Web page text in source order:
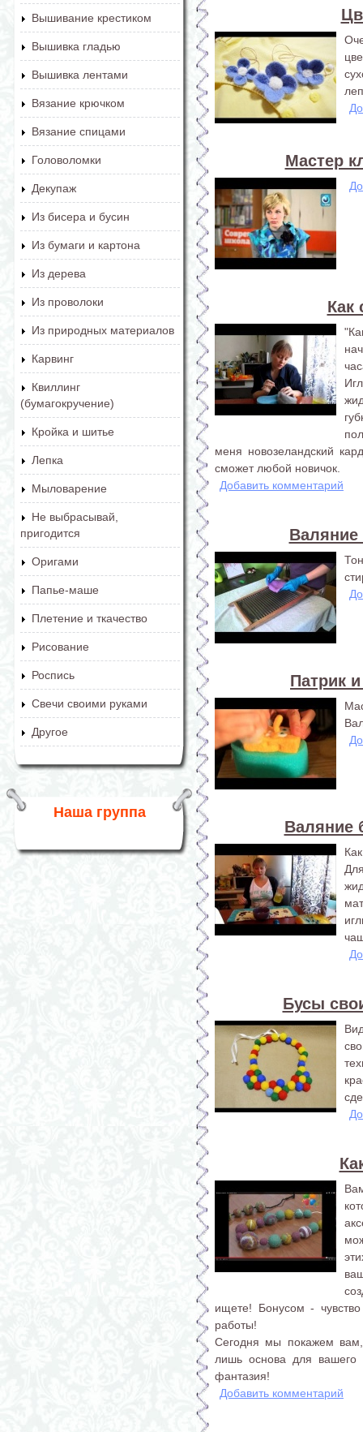
Вышивание крестиком
Вышивка гладью
Вышивка лентами
Вязание крючком
Вязание спицами
Головоломки
Декупаж
Из бисера и бусин
Из бумаги и картона
Из дерева
Из проволоки
Из природных материалов
Карвинг
Квиллинг
(бумагокручение)
Кройка и шитье
Лепка
Мыловарение
Не выбрасывай,
пригодится
Оригами
Папье-маше
Плетение и ткачество
Рисование
Роспись
Свечи своими руками
Другое
Наша группа
Мастер
Как
меня новозеландский
сможет любой новичок.
Добавить комментарий
Валяние
Патрик
Валяние
Бусы
ищете! Бонусом - чувство
работы!
Сегодня мы покажем
лишь основа для вашего
фантазия!
Добавить комментарий